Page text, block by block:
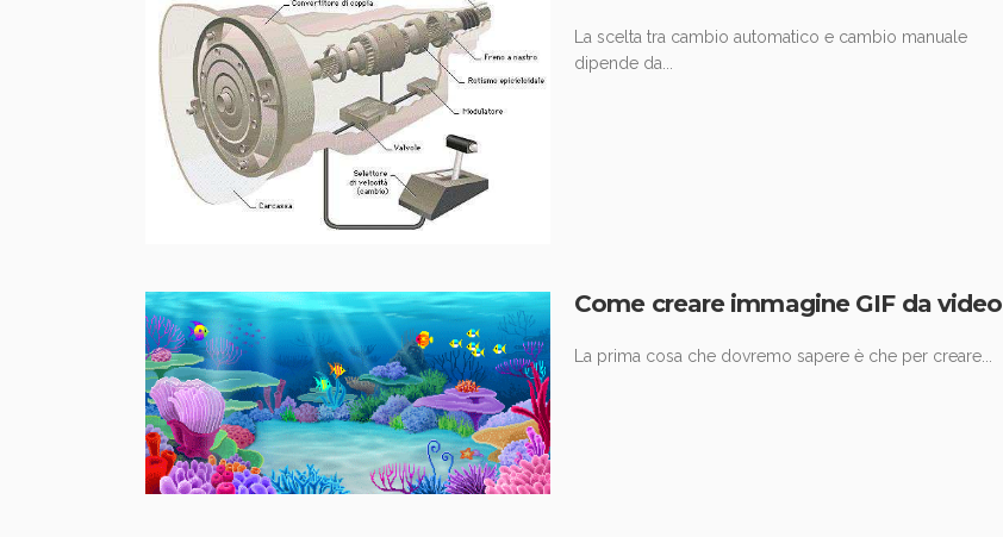
La scelta tra cambio automatico e cambio manuale
dipende da...
Come creare immagine GIF da video
La prima cosa che dovremo sapere è che per creare...